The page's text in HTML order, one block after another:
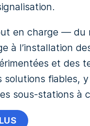
en charge — du
à l’installation
et des
solutions fiables,
sous-stations à